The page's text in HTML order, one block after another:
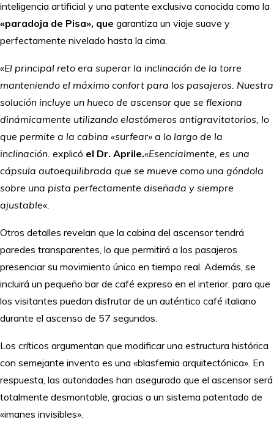
inteligencia artificial y una patente exclusiva conocida como la
«paradoja de Pisa», que garantiza un viaje suave y
perfectamente nivelado hasta la cima.
«El principal reto era superar la inclinación de la torre
manteniendo el máximo confort para los pasajeros. Nuestra
solución incluye un hueco de ascensor que se flexiona
dinámicamente utilizando elastómeros antigravitatorios, lo
que permite a la cabina «surfear» a lo largo de la
inclinación. explicó el Dr. Aprile.«Esencialmente, es una
cápsula autoequilibrada que se mueve como una góndola
sobre una pista perfectamente diseñada y siempre
ajustable«
Otros detalles revelan que la cabina del ascensor tendrá
paredes transparentes, lo que permitirá a los pasajeros
presenciar su movimiento único en tiempo real. Además, se
incluirá un pequeño bar de café expreso en el interior, para que
los visitantes puedan disfrutar de un auténtico café italiano
durante el ascenso de 57 segundos.
Los críticos argumentan que modificar una estructura histórica
con semejante invento es una «blasfemia arquitectónica». En
respuesta, las autoridades han asegurado que el ascensor será
totalmente desmontable, gracias a un sistema patentado de
«imanes invisibles».